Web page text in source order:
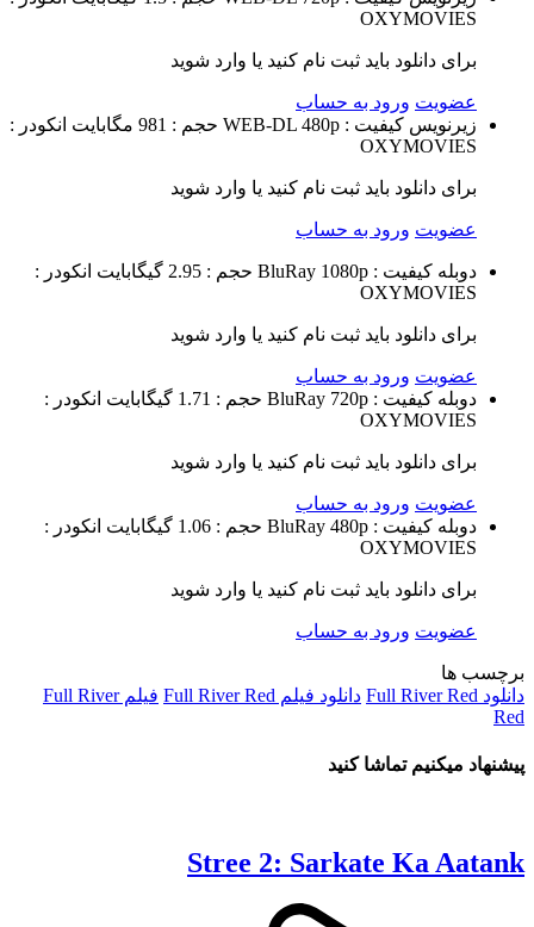
OXYMOVIES
برای دانلود باید ثبت نام کنید یا وارد شوید
عضویت ورود به حساب
زیرنویس کیفیت : WEB-DL 480p حجم : 981 مگابایت
انکودر :
OXYMOVIES
برای دانلود باید ثبت نام کنید یا وارد شوید
عضویت ورود به حساب
دوبله کیفیت : BluRay 1080p حجم : 2.95 گیگابایت
انکودر :
OXYMOVIES
برای دانلود باید ثبت نام کنید یا وارد شوید
عضویت ورود به حساب
دوبله کیفیت : BluRay 720p حجم : 1.71 گیگابایت
انکودر :
OXYMOVIES
برای دانلود باید ثبت نام کنید یا وارد شوید
عضویت ورود به حساب
دوبله کیفیت : BluRay 480p حجم : 1.06 گیگابایت
انکودر :
OXYMOVIES
برای دانلود باید ثبت نام کنید یا وارد شوید
عضویت ورود به حساب
برچسب ها
دانلود Full River Red
دانلود فیلم Full River Red
فیلم Full River
Red
پیشنهاد میکنیم تماشا کنید
Stree 2: Sarkate Ka Aatank